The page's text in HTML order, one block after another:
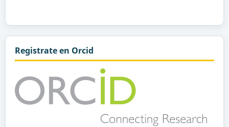
Registrate en Orcid